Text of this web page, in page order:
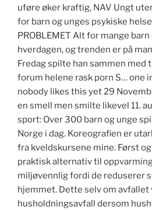
uføre øker kraftig, NAV Ungt
for barn og unges psykiske
PROBLEMET Alt for mange
hverdagen, og trenden er på
Fredag spilte han sammen med
forum helene rask porn S… one
nobody likes this yet 29
en smell men smilte likevel 11.
sport: Over 300 barn og unge
Norge i dag. Koreografien er
fra kveldskursene mine. Først
praktisk alternativ til
miljøvennlig fordi de reduserer
hjemmet. Dette selv om
husholdningsavfall dersom